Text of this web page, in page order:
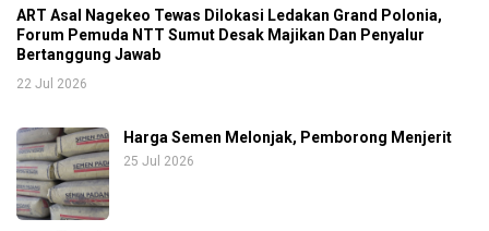
ART Asal Nagekeo Tewas Dilokasi Ledakan Grand Polonia,
Forum Pemuda NTT Sumut Desak Majikan Dan Penyalur
Bertanggung Jawab
22 Jul 2026
Harga Semen Melonjak, Pemborong Menjerit
25 Jul 2026